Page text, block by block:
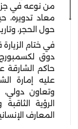
من نوعه في
معاد
حول الحجر،
في ختام
دوق لكسمبورج
حاكم الشارقة
عليه إمارة
وتعاون
الرؤية
المعارف